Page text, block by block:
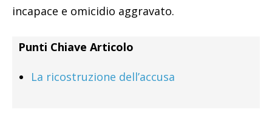
incapace e omicidio aggravato.
Punti Chiave Articolo
La ricostruzione dell’accusa